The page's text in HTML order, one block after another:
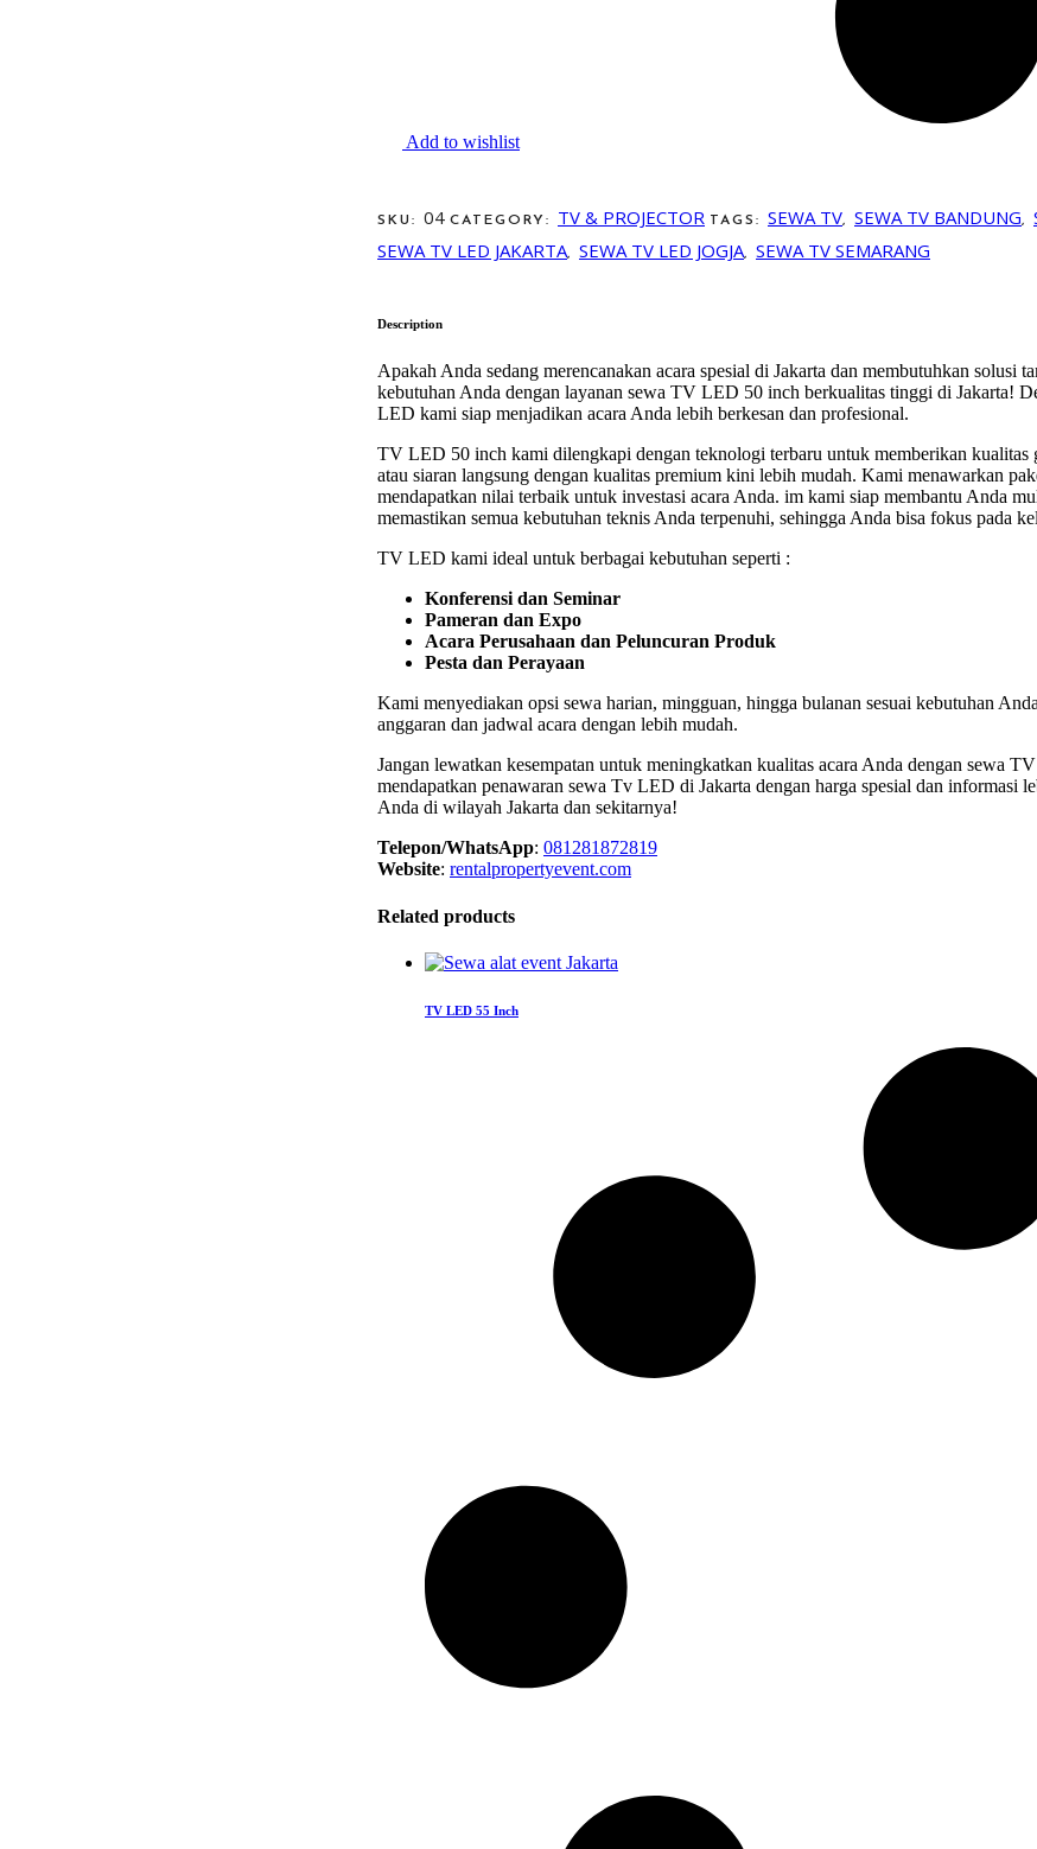
Add to wishlist
SKU: 04 CATEGORY: TV & PROJECTOR TAGS: SEWA TV, SEWA TV BANDUNG,
SEWA TV LED JAKARTA, SEWA TV LED JOGJA, SEWA TV SEMARANG
Description
Apakah Anda sedang merencanakan acara spesial di Jakarta dan membutuhkan
kebutuhan Anda dengan layanan sewa TV LED 50 inch berkualitas tinggi di Jakarta!
LED kami siap menjadikan acara Anda lebih berkesan dan profesional.
TV LED 50 inch kami dilengkapi dengan teknologi terbaru untuk memberikan kualitas
atau siaran langsung dengan kualitas premium kini lebih mudah. Kami menawarkan
mendapatkan nilai terbaik untuk investasi acara Anda. im kami siap membantu Anda
memastikan semua kebutuhan teknis Anda terpenuhi, sehingga Anda bisa fokus pada
TV LED kami ideal untuk berbagai kebutuhan seperti :
Konferensi dan Seminar
Pameran dan Expo
Acara Perusahaan dan Peluncuran Produk
Pesta dan Perayaan
Kami menyediakan opsi sewa harian, mingguan, hingga bulanan sesuai kebutuhan
anggaran dan jadwal acara dengan lebih mudah.
Jangan lewatkan kesempatan untuk meningkatkan kualitas acara Anda dengan sewa
mendapatkan penawaran sewa Tv LED di Jakarta dengan harga spesial dan informasi
Anda di wilayah Jakarta dan sekitarnya!
Telepon/WhatsApp: 081281872819
Website: rentalpropertyevent.com
Related products
TV LED 55 Inch